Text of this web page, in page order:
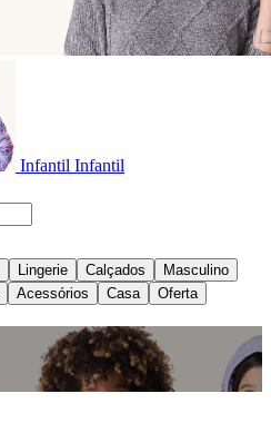
Infantil Infantil
Lingerie Calçados
Masculino
Acessórios Casa Oferta